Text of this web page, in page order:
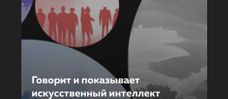
Говорит и показывает
искусственный интеллект